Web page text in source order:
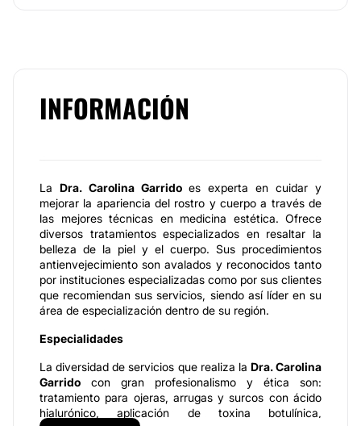
INFORMACIÓN
La Dra. Carolina Garrido es experta en cuidar y
mejorar la apariencia del rostro y cuerpo a través de
las mejores técnicas en medicina estética. Ofrece
diversos tratamientos especializados en resaltar la
belleza de la piel y el cuerpo. Sus procedimientos
antienvejecimiento son avalados y reconocidos tanto
por instituciones especializadas como por sus clientes
que recomiendan sus servicios, siendo así líder en su
área de especialización dentro de su región.
Especialidades
La diversidad de servicios que realiza la Dra. Carolina
Garrido con gran profesionalismo y ética son:
tratamiento para ojeras, arrugas y surcos con ácido
hialurónico, aplicación de toxina botulínica,